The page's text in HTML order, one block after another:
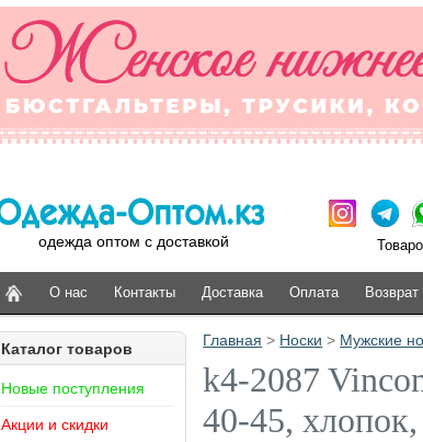
одежда оптом с доставкой
О нас Контакты Доставка Оплата Возврат
Каталог товаров
Новые поступления
Акции и скидки
Главная > Носки > Мужские
k4-2087
40-45,